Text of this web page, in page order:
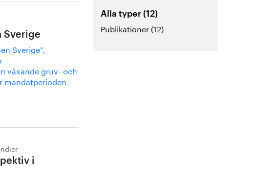
Sverige
Sverige",
växande gruv- och
mandatperioden
i
Alla typer (12)
Publikationer (12)